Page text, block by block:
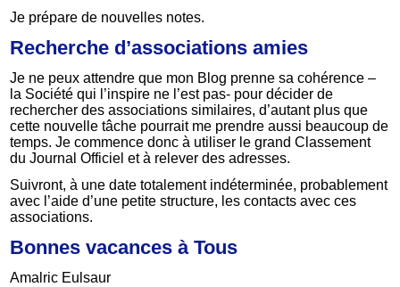
Je prépare de nouvelles notes.
Recherche d’associations amies
Je ne peux attendre que mon Blog prenne sa cohérence –
la Société qui l’inspire ne l’est pas- pour décider de
rechercher des associations similaires, d’autant plus que
cette nouvelle tâche pourrait me prendre aussi beaucoup de
temps. Je commence donc à utiliser le grand Classement
du Journal Officiel et à relever des adresses.
Suivront, à une date totalement indéterminée, probablement
avec l’aide d’une petite structure, les contacts avec ces
associations.
Bonnes vacances à Tous
Amalric Eulsaur